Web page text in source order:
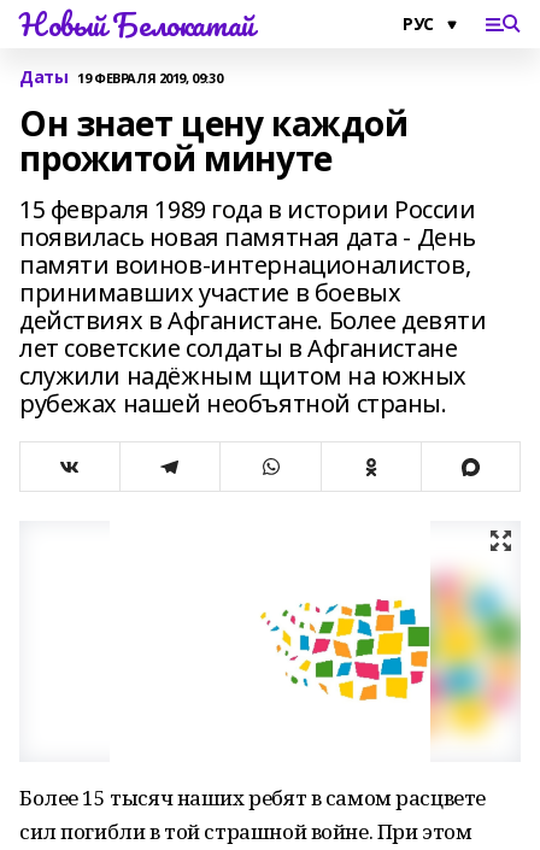
Новый Белокатай
Даты 19 ФЕВРАЛЯ 2019, 09:30
Он знает цену каждой
прожитой минуте
15 февраля 1989 года в истории России
появилась новая памятная дата - День
памяти воинов-интернационалистов,
принимавших участие в боевых
действиях в Афганистане. Более девяти
лет советские солдаты в Афганистане
служили надёжным щитом на южных
рубежах нашей необъятной страны.
Более 15 тысяч наших ребят в самом расцвете
сил погибли в той страшной войне. При этом